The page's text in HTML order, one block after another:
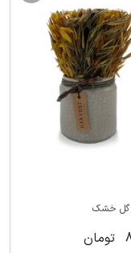
گل خشک
تومان